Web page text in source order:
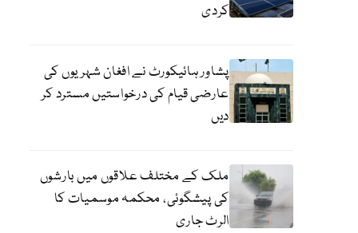
کردی
پشاور ہائیکورٹ نے افغان شہریوں کی
عارضی قیام کی درخواستیں مسترد کر
دیں
ملک کے مختلف علاقوں میں بارشوں
کی پیشگوئی، محکمہ موسمیات کا
الرٹ جاری